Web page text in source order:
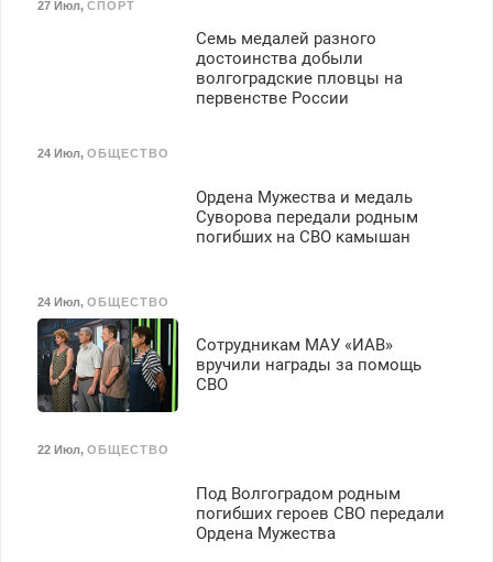
27 Июл, СПОРТ
Семь медалей разного
достоинства добыли
волгоградские пловцы на
первенстве России
24 Июл, ОБЩЕСТВО
Ордена Мужества и медаль
Суворова передали родным
погибших на СВО камышан
24 Июл, ОБЩЕСТВО
Сотрудникам МАУ «ИАВ»
вручили награды за помощь
СВО
22 Июл, ОБЩЕСТВО
Под Волгоградом родным
погибших героев СВО передали
Ордена Мужества